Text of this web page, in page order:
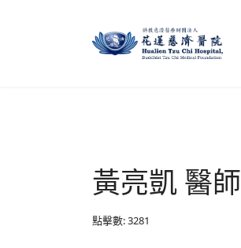
黃亮凱 醫師
點擊數: 3281